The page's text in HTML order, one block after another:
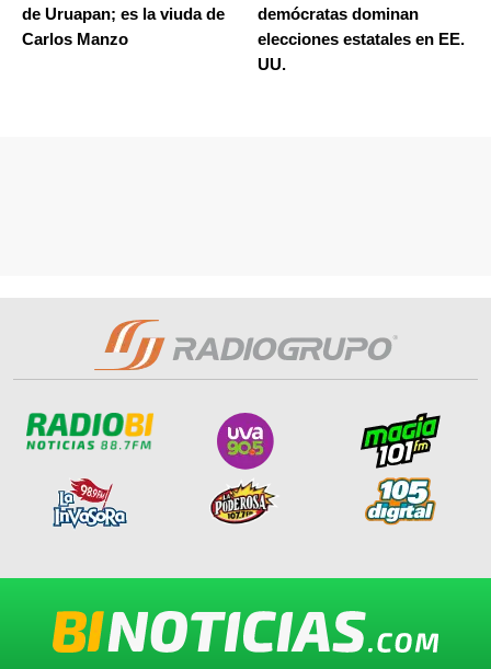
de Uruapan; es la viuda de
Carlos Manzo
demócratas dominan
elecciones estatales en EE.
UU.